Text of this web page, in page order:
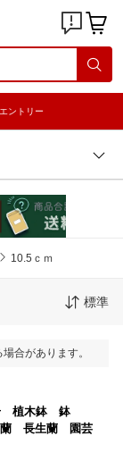
ントリー
10.5ｃｍ
標準
合があります。
植木鉢 鉢
長生蘭 園芸